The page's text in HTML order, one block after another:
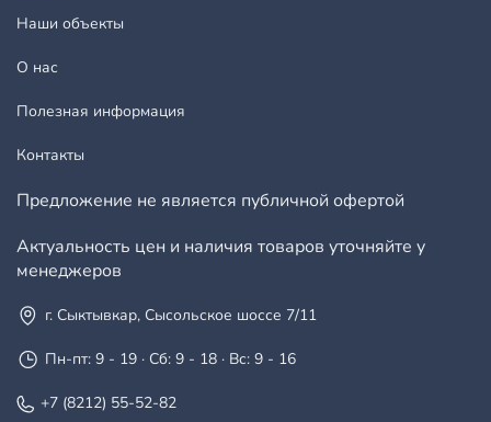
Наши объекты
О нас
Полезная информация
Контакты
Предложение не является публичной офертой
Актуальность цен и наличия товаров уточняйте у
менеджеров
г. Сыктывкар, Сысольское шоссе 7/11
Пн-пт: 9 - 19 · Сб: 9 - 18 · Вс: 9 - 16
+7 (8212) 55-52-82